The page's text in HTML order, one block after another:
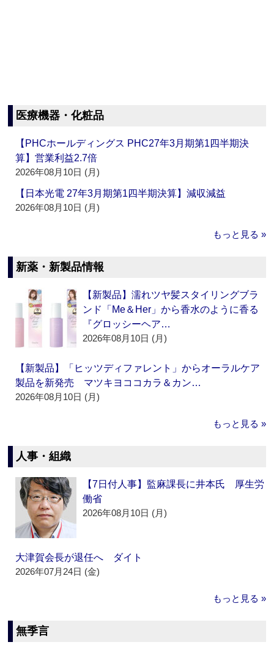
医療機器・化粧品
【PHCホールディングス PHC27年3月期第1四半期決
算】営業利益2.7倍
2026年08月10日 (月)
【日本光電 27年3月期第1四半期決算】減収減益
2026年08月10日 (月)
もっと見る »
新薬・新製品情報
【新製品】濡れツヤ髪スタイリングブラ
ンド「Me＆Her」から香水のように香る
『グロッシーヘア…
2026年08月10日 (月)
【新製品】「ヒッツディファレント」からオーラルケア
製品を新発売 マツキヨココカラ＆カン…
2026年08月10日 (月)
もっと見る »
人事・組織
【7日付人事】監麻課長に井本氏 厚生労
働省
2026年08月10日 (月)
大津賀会長が退任へ ダイト
2026年07月24日 (金)
もっと見る »
無季言